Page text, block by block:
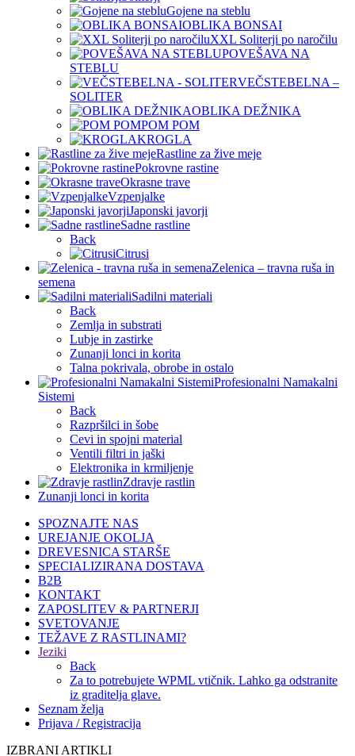
Gojene na steblu
OBLIKA BONSAI
XXL Soliterji po naročilu
POVEŠAVA NA
STEBLU
VEČSTEBELNA –
SOLITER
OBLIKA DEŽNIKA
POM POM
KROGLA
Rastline za žive meje
Pokrovne rastine
Okrasne trave
Vzpenjalke
Japonski javorji
Sadne rastline
Back
Citrusi
Zelenica – travna ruša in
semena
Sadilni materiali
Back
Zemlja in substrati
Lubje in zastirke
Zunanji lonci in korita
Talna pokrivala, obrobe in ostalo
Profesionalni Namakalni
Sistemi
Back
Razpršilci in šobe
Cevi in spojni material
Ventili filtri in jaški
Elektronika in krmiljenje
Zdravje rastlin
Zunanji lonci in korita
SPOZNAJTE NAS
UREJANJE OKOLJA
DREVESNICA STARŠE
SPECIALIZIRANA DOSTAVA
B2B
KONTAKT
ZAPOSLITEV & PARTNERJI
SVETOVANJE
TEŽAVE Z RASTLINAMI?
Jeziki
Back
Za to potrebujete WPML vtičnik. Lahko ga odstranite
iz graditelja glave.
Seznam želja
Prijava / Registracija
IZBRANI ARTIKLI